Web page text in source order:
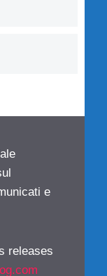
e
releases